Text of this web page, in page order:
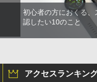
初心者の方におくる
認したい10のこと
アクセスランキン